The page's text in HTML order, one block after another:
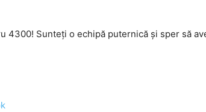
4300! Sunteţi o echipă puternică şi sper să